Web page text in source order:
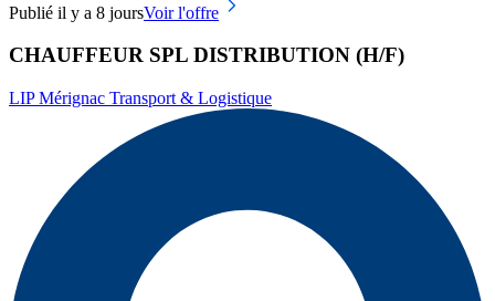
Publié il y a 8 joursVoir l'offre
CHAUFFEUR SPL DISTRIBUTION (H/F)
LIP Mérignac Transport & Logistique